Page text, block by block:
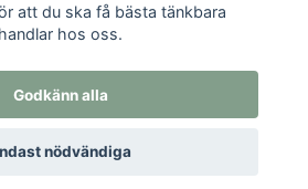
© 2026 Textil i Od
att du ska få bästa tänkbara
hos oss.
Godkänn alla
nödvändiga